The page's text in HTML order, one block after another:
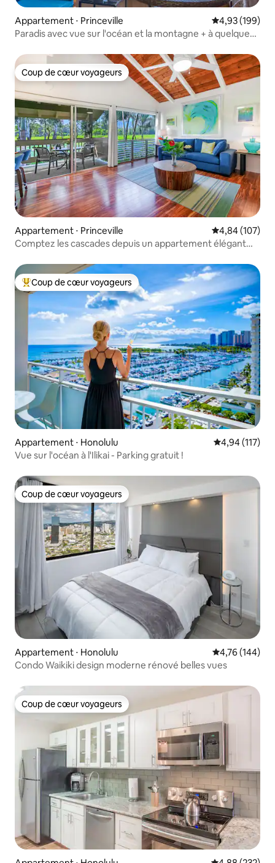
Appartement ⋅ Princeville Évaluation
4,93 (199)
Paradis avec vue sur l'océan et la montagne + à quelques
Coup de cœur voyageurs
Coup de cœur voyageurs
Appartement ⋅ Princeville Évaluation
4,84 (107)
Comptez les cascades depuis un appartement élégant
Coups de cœur voyageurs les plus appréciés
Coup de cœur voyageurs
Appartement ⋅ Honolulu Évaluation
4,94 (117)
Vue sur l'océan à l'Ilikai - Parking gratuit !
Coup de cœur voyageurs
Coup de cœur voyageurs
Appartement ⋅ Honolulu Évaluation
4,76 (144)
Condo Waikiki design moderne rénové belles vues
Coup de cœur voyageurs
Coup de cœur voyageurs